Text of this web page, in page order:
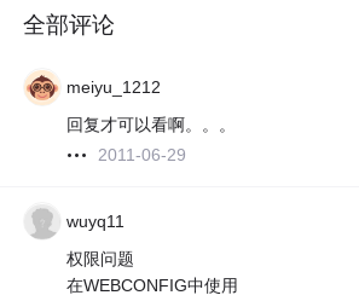
全部评论
meiyu_1212
回复才可以看啊。。。
2011-06-29
wuyq11
权限问题
在WEBCONFIG中使用